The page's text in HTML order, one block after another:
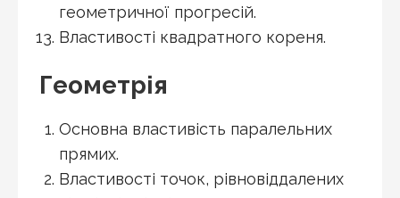
геометричної прогресій.
Властивості квадратного кореня.
Геометрія
Основна властивість паралельних
прямих.
Властивості точок, рівновіддалених